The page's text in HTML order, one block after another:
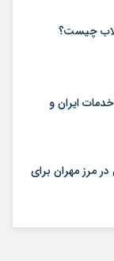
چیست؟
ایران و
در مرز مهران برای